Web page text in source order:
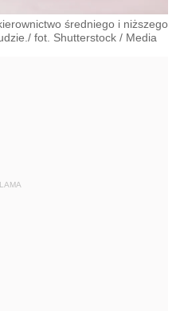
średniego i niższego
fot. Shutterstock / Media